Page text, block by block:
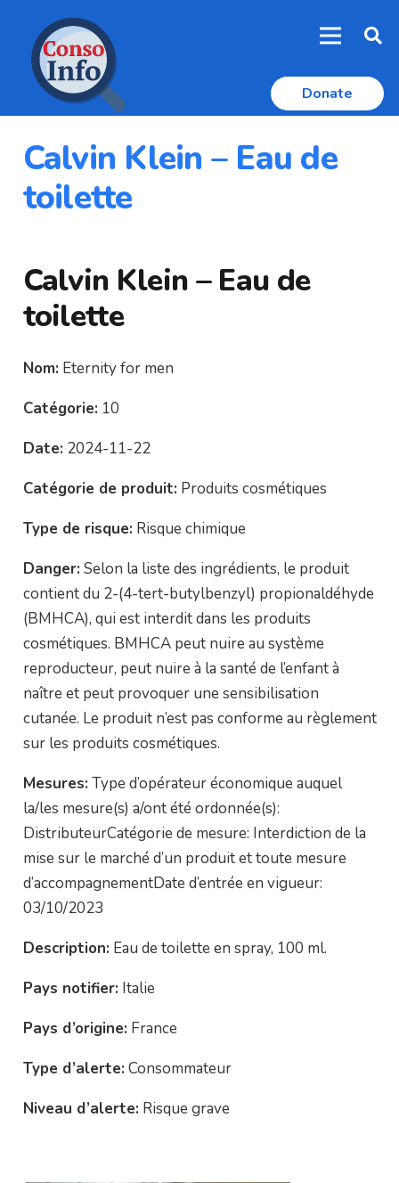
Donate
Calvin Klein – Eau de
toilette
Calvin Klein – Eau de
toilette
Nom: Eternity for men
Catégorie: 10
Date: 2024-11-22
Catégorie de produit: Produits cosmétiques
Type de risque: Risque chimique
Danger: Selon la liste des ingrédients, le produit
contient du 2-(4-tert-butylbenzyl) propionaldéhyde
(BMHCA), qui est interdit dans les produits
cosmétiques. BMHCA peut nuire au système
reproducteur, peut nuire à la santé de l’enfant à
naître et peut provoquer une sensibilisation
cutanée. Le produit n’est pas conforme au règlement
sur les produits cosmétiques.
Mesures: Type d’opérateur économique auquel
la/les mesure(s) a/ont été ordonnée(s):
DistributeurCatégorie de mesure: Interdiction de la
mise sur le marché d’un produit et toute mesure
d’accompagnementDate d’entrée en vigueur:
03/10/2023
Description: Eau de toilette en spray, 100 ml.
Pays notifier: Italie
Pays d’origine: France
Type d’alerte: Consommateur
Niveau d’alerte: Risque grave